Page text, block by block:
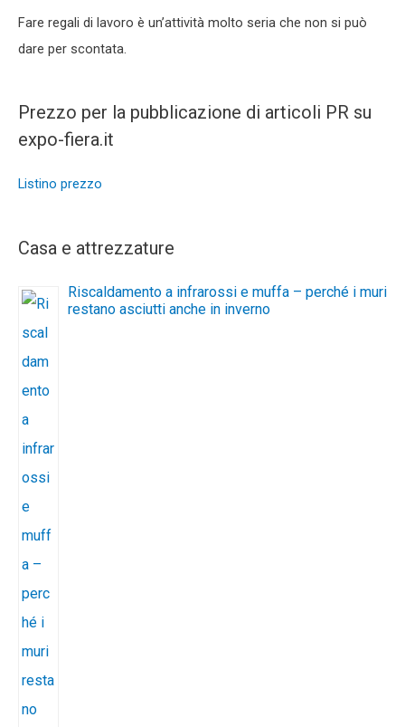
Fare regali di lavoro è un’attività molto seria che non si può
dare per scontata.
Prezzo per la pubblicazione di articoli PR su
expo-fiera.it
Listino prezzo
Casa e attrezzature
Riscaldamento a infrarossi e muffa – perché i muri
restano asciutti anche in inverno